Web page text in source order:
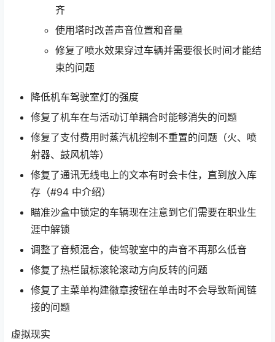
齐
使用塔时改善声音位置和音量
修复了喷水效果穿过车辆并需要很长时间才能结
束的问题
降低机车驾驶室灯的强度
修复了机车在与活动订单耦合时能够消失的问题
修复了支付费用时蒸汽机控制不重置的问题（火、喷
射器、鼓风机等）
修复了通讯无线电上的文本有时会卡住，直到放入库
存（#94 中介绍）
瞄准沙盒中锁定的车辆现在注意到它们需要在职业生
涯中解锁
调整了音频混合，使驾驶室中的声音不再那么低音
修复了热栏鼠标滚轮滚动方向反转的问题
修复了主菜单构建徽章按钮在单击时不会导致新闻链
接的问题
虚拟现实